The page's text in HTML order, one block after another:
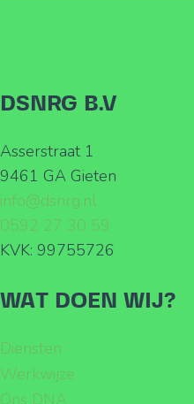
DSNRG B.V
Asserstraat 1
9461 GA Gieten
info@dsnrg.nl
0592 27 30 59
KVK: 99755726
WAT DOEN WIJ?
Diensten
Werkwijze
Ons DNA